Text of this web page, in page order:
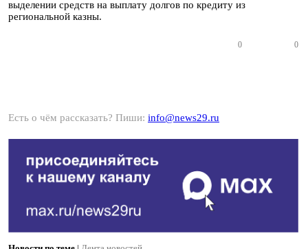
выделении средств на выплату долгов по кредиту из
региональной казны.
0 0
Есть о чём рассказать? Пиши: info@news29.ru